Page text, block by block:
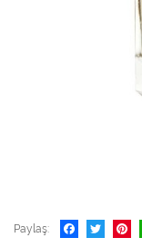
Paylaş